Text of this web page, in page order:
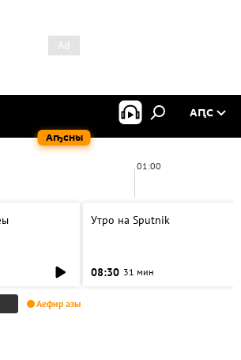
Аҧсны
АԤС
01:00
Утро на Sputnik
08:30 31 мин
Аефир азы